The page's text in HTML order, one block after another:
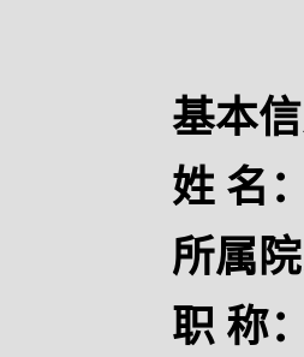
基本
姓 名
所属
职 称